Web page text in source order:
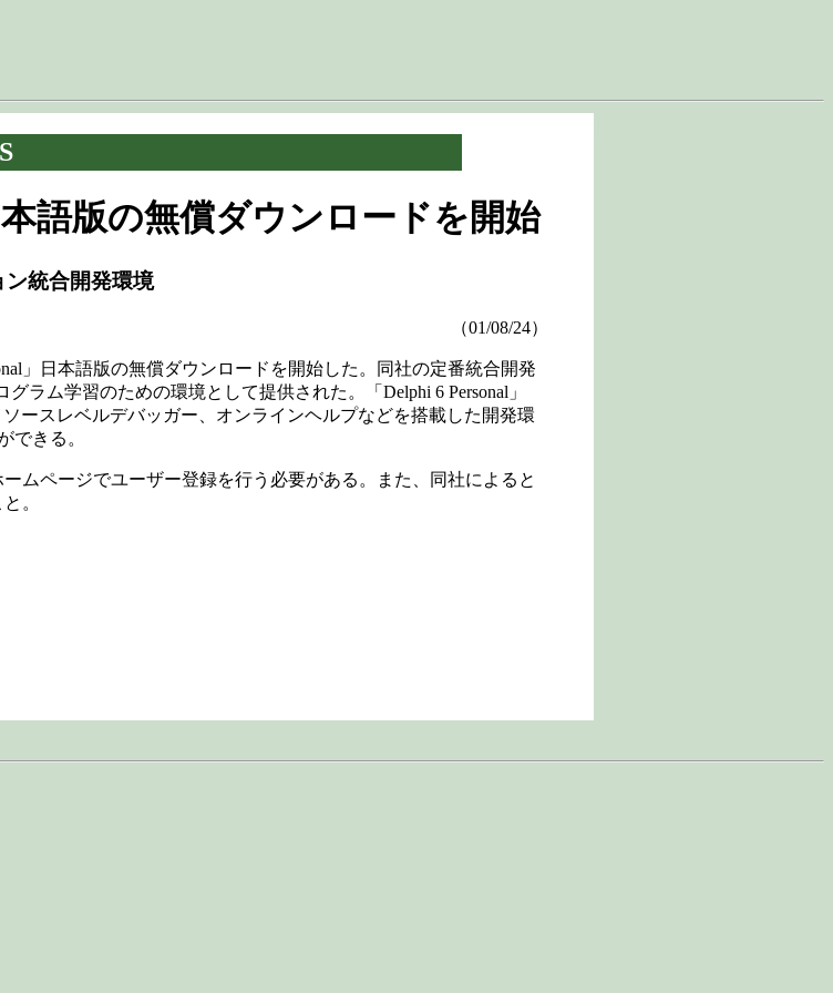
語版の無償ダウンロードを開始
統合開発環境
（01/08/24）
」日本語版の無償ダウンロードを開始した。同社の定番統合開発
ラム学習のための環境として提供された。「Delphi 6 Personal」
ースレベルデバッガー、オンラインヘルプなどを搭載した開発環
できる。
ムページでユーザー登録を行う必要がある。また、同社によると
。